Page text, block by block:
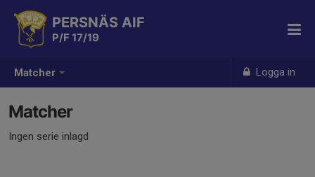
Matcher Logga in
PERSNÄS AIF
P/F 17/19
Matcher
Ingen serie inlagd